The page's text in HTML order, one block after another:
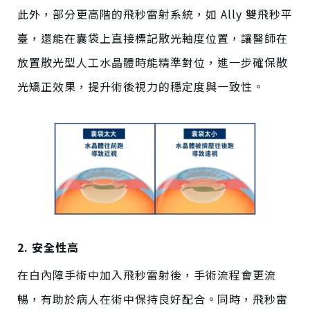
此外，部分更高階的飛秒雷射系統，如 Ally 雙飛秒平
臺 ，還能在囊袋上直接標記散光軸度位置，讓醫師在
放置散光型人工水晶體時能精準對位，進一步確保散
光矯正效果，提升術後視力的穩定度與一致性。
2. 安全性高
在白內障手術中加入飛秒雷射後，手術流程會更流
暢，有助於病人在術中保持良好配合。同時，飛秒雷